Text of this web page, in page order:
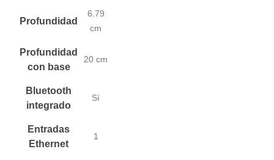
Profundidad
6.79
cm
Profundidad
con base
20 cm
Bluetooth
integrado
Sí
Entradas
Ethernet
1